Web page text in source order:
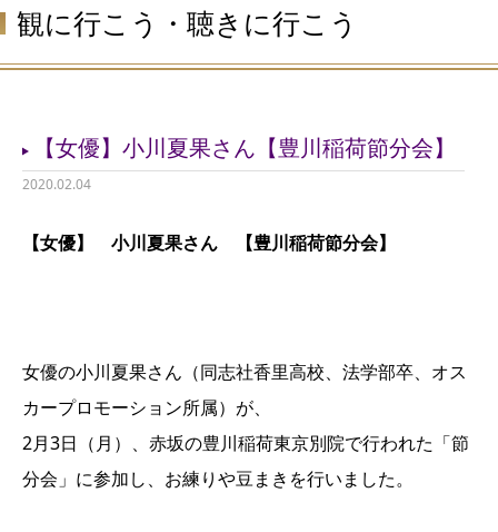
観に行こう・聴きに行こう
【女優】小川夏果さん【豊川稲荷節分会】
2020.02.04
【女優】 小川夏果さん 【豊川稲荷節分会】
女優の小川夏果さん（同志社香里高校、法学部卒、オス
カープロモーション所属）が、
2月3日（月）、赤坂の豊川稲荷東京別院で行われた「節
分会」に参加し、お練りや豆まきを行いました。